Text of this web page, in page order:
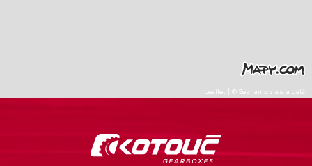
Leaflet ©Seznam.cz a.s. a další